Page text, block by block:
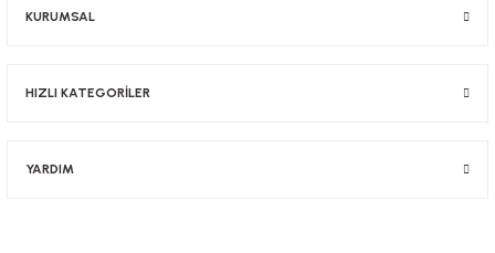
KURUMSAL
HIZLI KATEGORİLER
YARDIM